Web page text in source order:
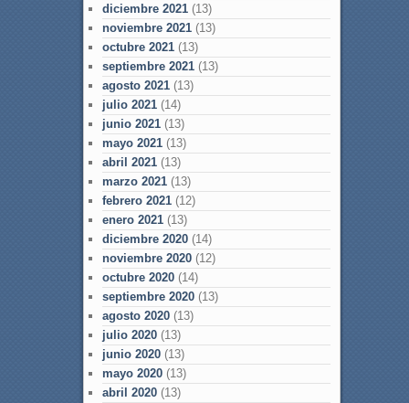
diciembre 2021(13)
noviembre 2021(13)
octubre 2021(13)
septiembre 2021(13)
agosto 2021(13)
julio 2021(14)
junio 2021(13)
mayo 2021(13)
abril 2021(13)
marzo 2021(13)
febrero 2021(12)
enero 2021(13)
diciembre 2020(14)
noviembre 2020(12)
octubre 2020(14)
septiembre 2020(13)
agosto 2020(13)
julio 2020(13)
junio 2020(13)
mayo 2020(13)
abril 2020(13)